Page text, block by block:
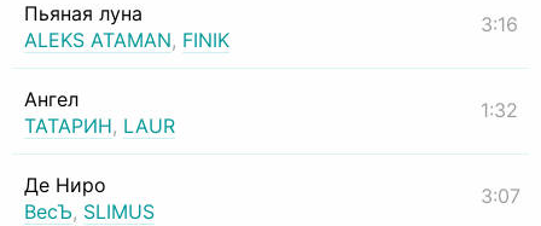
Пьяная луна
ALEKS ATAMAN, FINIK
3:16
Ангел
ТАТАРИН, LAUR
1:32
Де Ниро
ВесЪ, SLIMUS
3:07